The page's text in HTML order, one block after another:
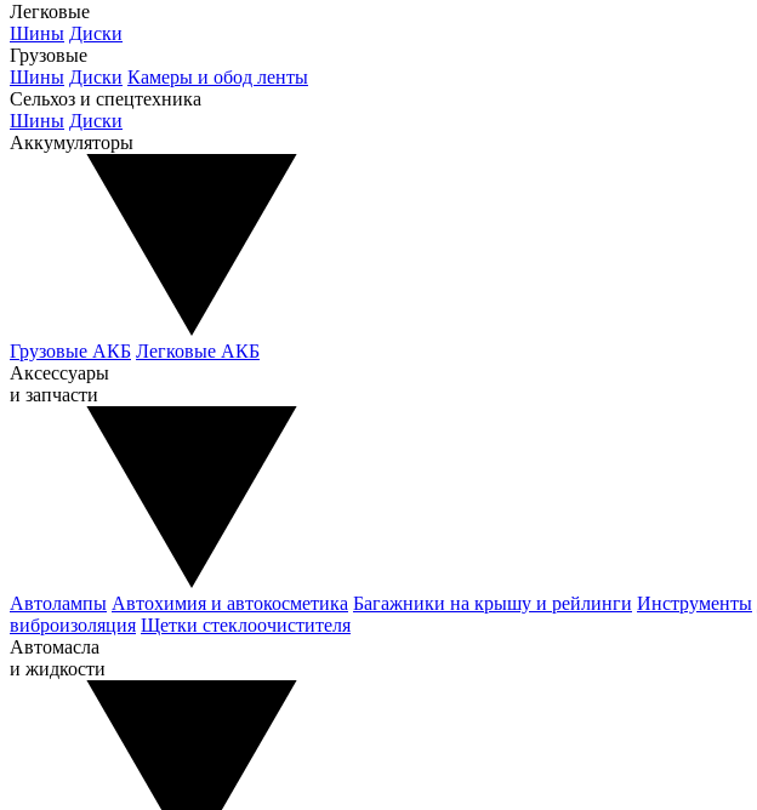
Легковые
Шины Диски
Грузовые
Шины Диски Камеры и обод ленты
Сельхоз и спецтехника
Шины Диски
Аккумуляторы
Грузовые АКБ Легковые АКБ
Аксессуары
и запчасти
Автолампы Автохимия и автокосметика Багажники на крышу и рейлинги Инструменты
виброизоляция Щетки стеклоочистителя
Автомасла
и жидкости